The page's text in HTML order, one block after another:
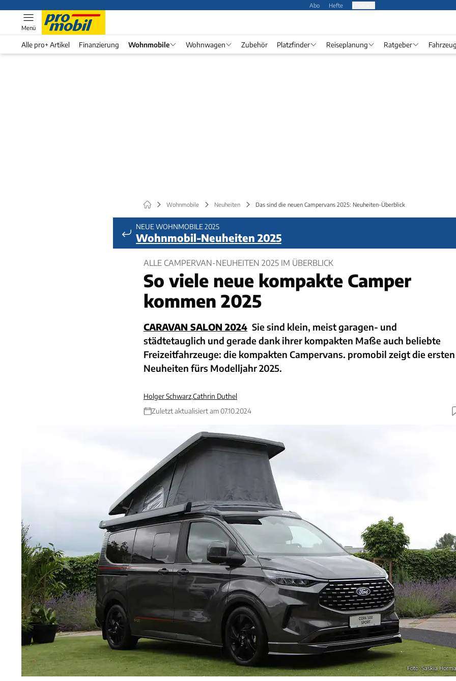
Abo Hefte
Menü
Alle pro+ Artikel Finanzierung Wohnmobile Wohnwagen Zubehör Platzfinder Reiseplanung Ratgeber
Wohnmobile Neuheiten Das sind die neuen Campervans 2025: Neuheiten-Überblick
NEUE WOHNMOBILE 2025
Wohnmobil-Neuheiten 2025
ALLE CAMPERVAN-NEUHEITEN 2025 IM ÜBERBLICK
So viele neue kompakte Camper
kommen 2025
CARAVAN SALON 2024 Sie sind klein, meist garagen- und
städtetauglich und gerade dank ihrer kompakten Maße auch beliebte
Freizeitfahrzeuge: die kompakten Campervans. promobil zeigt die ersten
Neuheiten fürs Modelljahr 2025.
Holger Schwarz,Cathrin Duthel
Zuletzt aktualisiert am 07.10.2024
Foto: Saskia